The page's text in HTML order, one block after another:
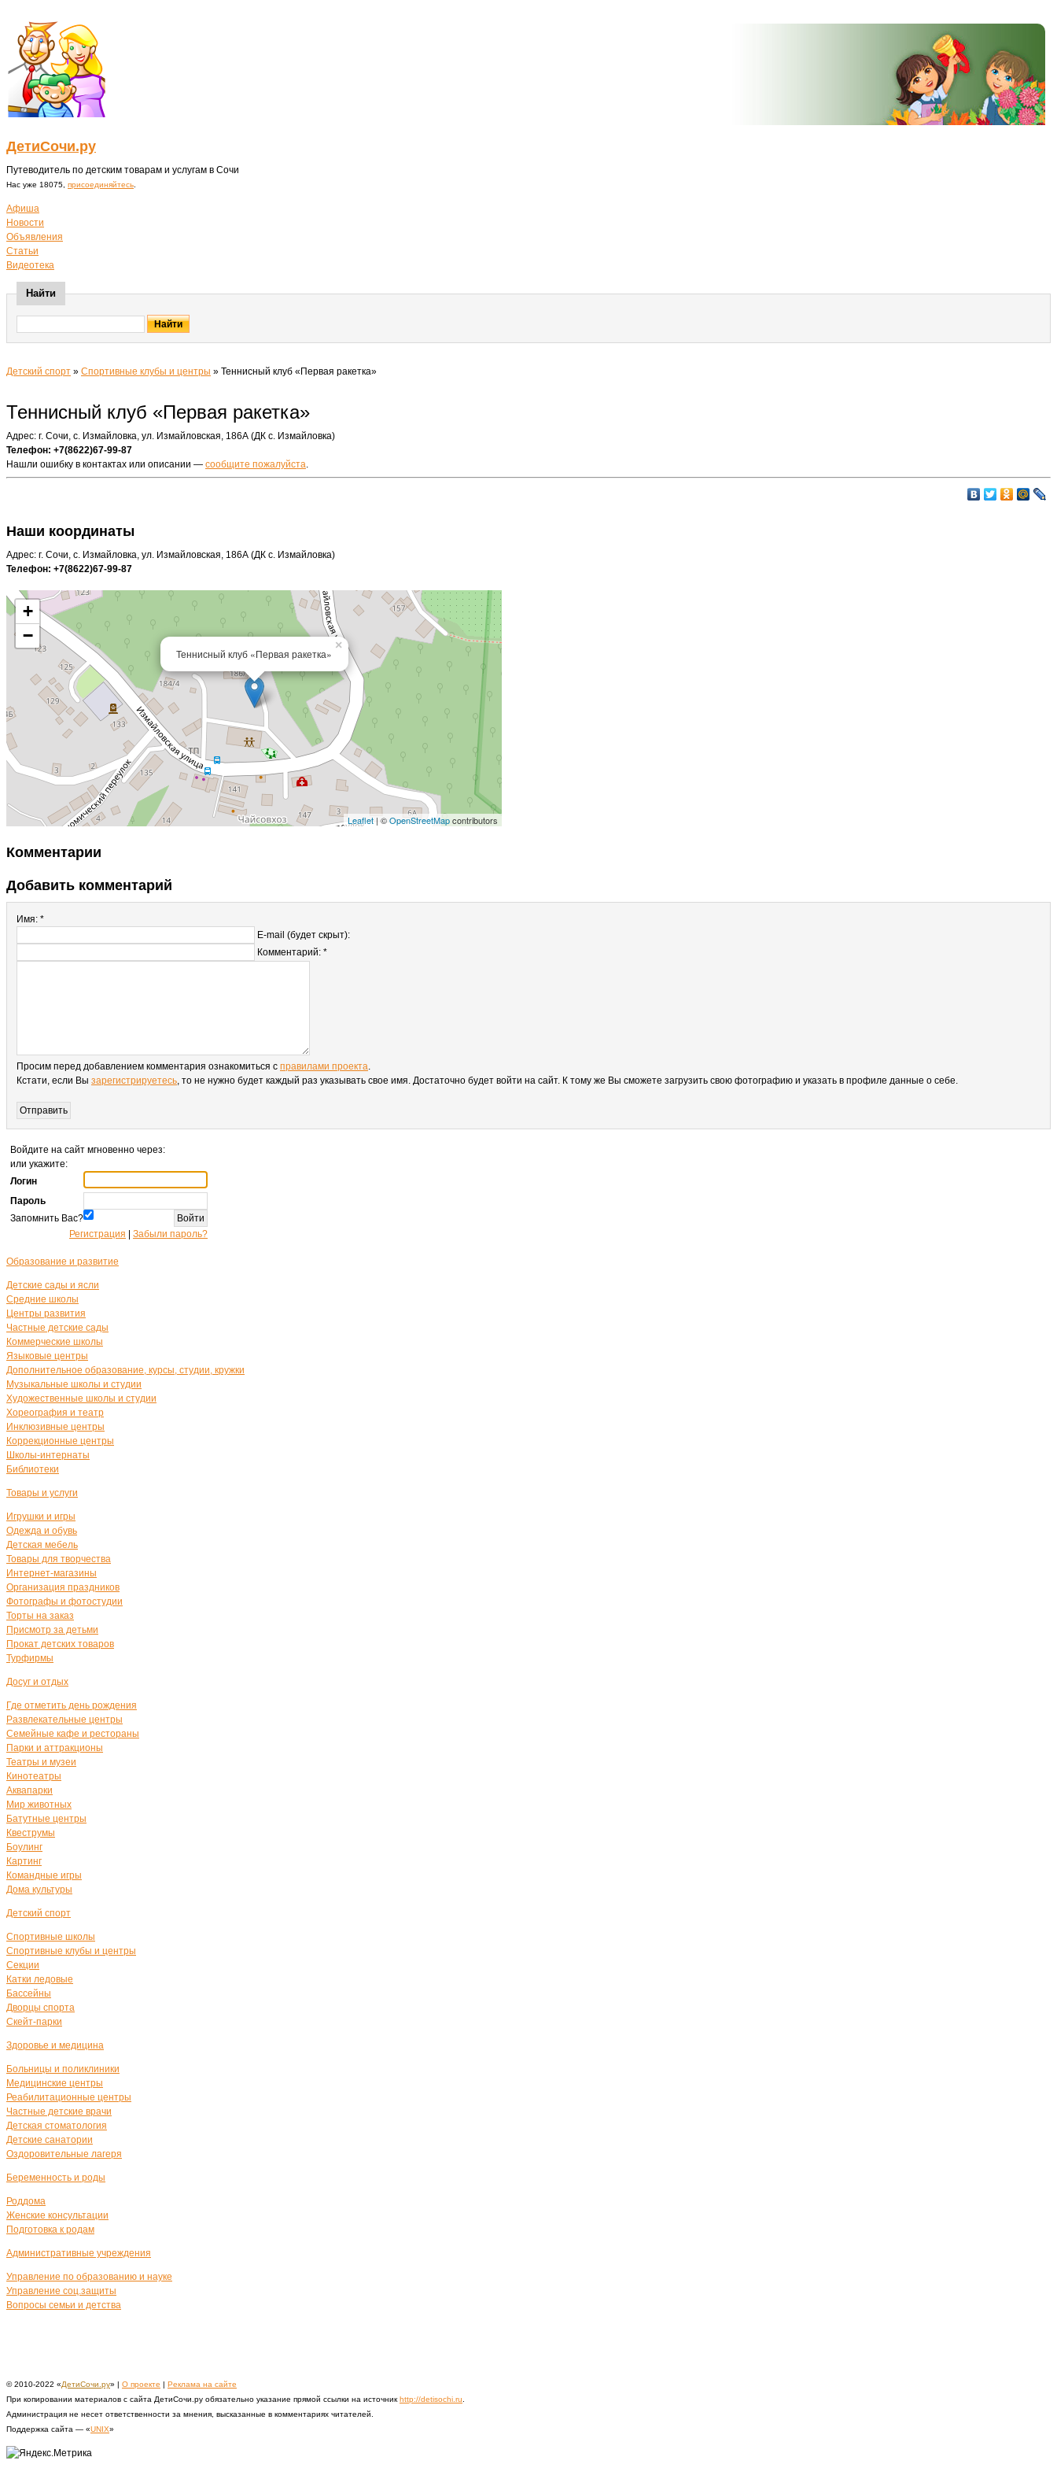
ДетиСочи.ру
Путеводитель по детским товарам и услугам в Сочи
Нас уже 18075, присоединяйтесь
Афиша
Новости
Объявления
Статьи
Видеотека
Найти
Детский спорт » Спортивные клубы и центры » Теннисный клуб «Первая ракетка»
Теннисный клуб «Первая ракетка»
Адрес: г. Сочи, с. Измайловка, ул. Измайловская, 186А (ДК с. Измайловка)
Телефон: +7(8622)67-99-87
Нашли ошибку в контактах или описании — сообщите пожалуйста.
Наши координаты
Адрес: г. Сочи, с. Измайловка, ул. Измайловская, 186А (ДК с. Измайловка)
Телефон: +7(8622)67-99-87
Теннисный клуб «Первая ракетка»
×
+
−
Leaflet| ©OpenStreetMapcontributors
Комментарии
Добавить комментарий
Имя: *
E-mail (будет скрыт):
Комментарий: *
Просим перед добавлением комментария ознакомиться с правилами проекта.
Кстати, если Вы зарегистрируетесь, то не нужно будет каждый раз указывать свое имя. Достаточно будет войти на сайт. К тому же Вы сможете загрузить свою фотографию и указать в профиле данные о себе.
Войдите на сайт мгновенно через:
или укажите:
Логин
Пароль
Запомнить Вас?
Регистрация
Забыли пароль?
Образование и развитие
Детские сады и ясли
Средние школы
Центры развития
Частные детские сады
Коммерческие школы
Языковые центры
Дополнительное образование, курсы, студии, кружки
Музыкальные школы и студии
Художественные школы и студии
Хореография и театр
Инклюзивные центры
Коррекционные центры
Школы-интернаты
Библиотеки
Товары и услуги
Игрушки и игры
Одежда и обувь
Детская мебель
Товары для творчества
Интернет-магазины
Организация праздников
Фотографы и фотостудии
Торты на заказ
Присмотр за детьми
Прокат детских товаров
Турфирмы
Досуг и отдых
Где отметить день рождения
Развлекательные центры
Семейные кафе и рестораны
Парки и аттракционы
Театры и музеи
Кинотеатры
Аквапарки
Мир животных
Батутные центры
Квеструмы
Боулинг
Картинг
Командные игры
Дома культуры
Детский спорт
Спортивные школы
Спортивные клубы и центры
Секции
Катки ледовые
Бассейны
Дворцы спорта
Скейт-парки
Здоровье и медицина
Больницы и поликлиники
Медицинские центры
Реабилитационные центры
Частные детские врачи
Детская стоматология
Детские санатории
Оздоровительные лагеря
Беременность и роды
Роддома
Женские консультации
Подготовка к родам
Административные учреждения
Управление по образованию и науке
Управление соц.защиты
Вопросы семьи и детства
© 2010-2022 «ДетиСочи.ру» | О проекте | Реклама на сайте
При копировании материалов с сайта ДетиСочи.ру обязательно указание прямой ссылки на источник http://detisochi.ru
Администрация не несет ответственности за мнения, высказанные в комментариях читателей.
Поддержка сайта — «UNIX»